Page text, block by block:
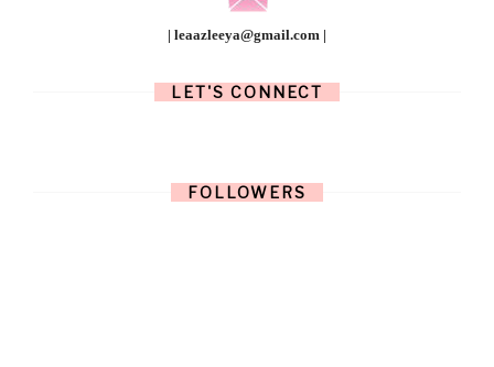
| leaazleeya@gmail.com |
LET'S CONNECT
FOLLOWERS